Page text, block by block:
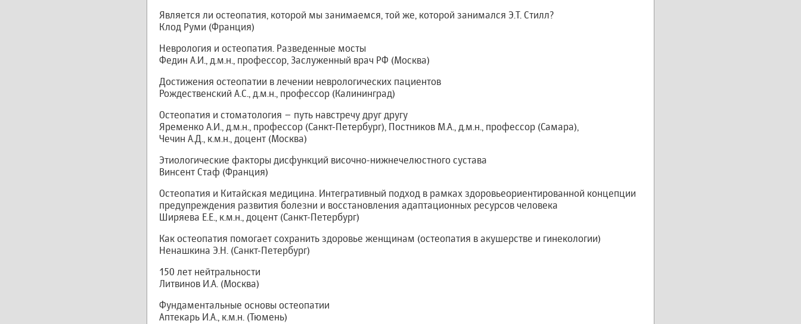
Является ли остеопатия, которой мы занимаемся, той же, которой занимался Э.Т. Стилл?
Клод Руми (Франция)
Неврология и остеопатия. Разведенные мосты
Федин А.И., д.м.н., профессор, Заслуженный врач РФ (Москва)
Достижения остеопатии в лечении неврологических пациентов
Рождественский А.С., д.м.н., профессор (Калининград)
Остеопатия и стоматология – путь навстречу друг другу
Яременко А.И., д.м.н., профессор (Санкт-Петербург), Постников М.А., д.м.н., профессор (Самара),
Чечин А.Д., к.м.н., доцент (Москва)
Этиологические факторы дисфункций височно-нижнечелюстного сустава
Винсент Стаф (Франция)
Остеопатия и Китайская медицина. Интегративный подход в рамках здоровьеориентированной концепции
предупреждения развития болезни и восстановления адаптационных ресурсов человека
Ширяева Е.Е., к.м.н., доцент (Санкт-Петербург)
Как остеопатия помогает сохранить здоровье женщинам (остеопатия в акушерстве и гинекологии)
Ненашкина Э.Н. (Санкт-Петербург)
150 лет нейтральности
Литвинов И.А. (Москва)
Фундаментальные основы остеопатии
Аптекарь И.А., к.м.н. (Тюмень)